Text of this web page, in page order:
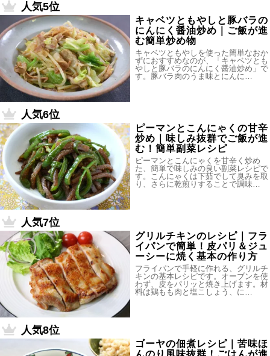
人気5位
キャベツともやしと豚バラの
にんにく醤油炒め｜ご飯が進
む簡単炒め物
キャベツともやしを使った簡単なおか
ずにおすすめなのが、「キャベツとも
やしと豚バラのにんにく醤油炒め」で
す。豚バラ肉のうま味とにんに…
人気6位
ピーマンとこんにゃくの甘辛
炒め｜味しみ抜群でご飯が進
む！簡単副菜レシピ
ピーマンとこんにゃくを甘辛く炒め
た、簡単で味しみの良い副菜レシピで
す。こんにゃくは下茹でして臭みを取
り、さらに乾煎りすることで調味…
人気7位
グリルチキンのレシピ｜フラ
イパンで簡単！皮パリ＆ジュ
ーシーに焼く基本の作り方
フライパンで手軽に作れる、グリルチ
キンの基本レシピです。オーブンを使
わず、皮をパリッと焼き上げます。材
料は鶏もも肉と塩こしょう、に…
人気8位
ゴーヤの佃煮レシピ｜苦味ほ
んのり風味抜群！ごはんが進